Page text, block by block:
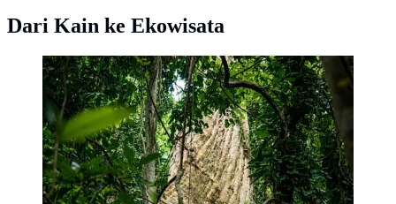
Dari Kain ke Ekowisata